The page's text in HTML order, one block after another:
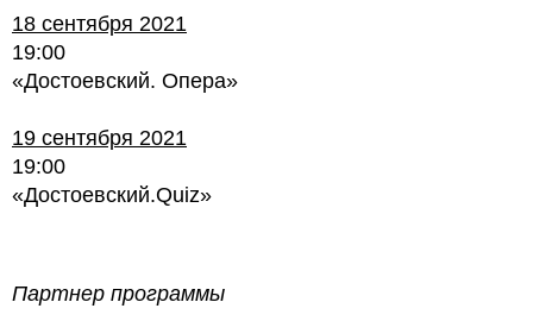
18 сентября 2021
19:00
«Достоевский. Опера»
19 сентября 2021
19:00
«Достоевский.Quiz»
Партнер программы